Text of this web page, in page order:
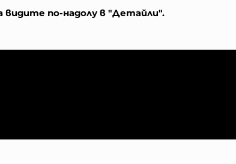
по-надолу в "Детайли".